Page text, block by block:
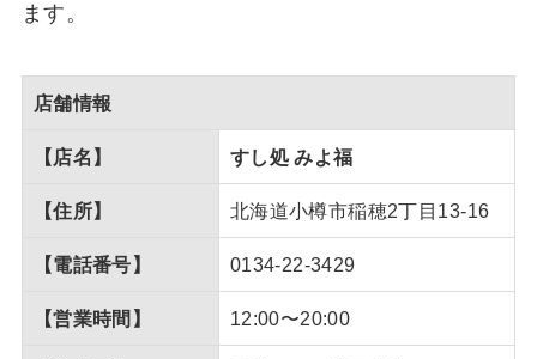
ます。
店舗情報
【店名】 すし処 みよ福
【住所】 北海道小樽市稲穂2丁目13-16
【電話番号】 0134-22-3429
【営業時間】 12:00〜20:00